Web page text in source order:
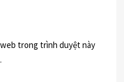
trong trình duyệt này